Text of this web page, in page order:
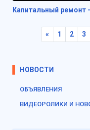
Капитальный ремонт
« 1 2 3
НОВОСТИ
ОБЪЯВЛЕНИЯ
ВИДЕОРОЛИКИ И